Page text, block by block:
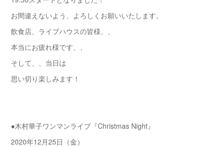
お間違えないよう、よろしくお願いいたします。
飲食店、ライブハウスの皆様、、
本当にお疲れ様です、、
そして、、当日は
思い切り楽しみます！
●木村華子ワンマンライブ『Christmas Night』
2020年12月25日（金）